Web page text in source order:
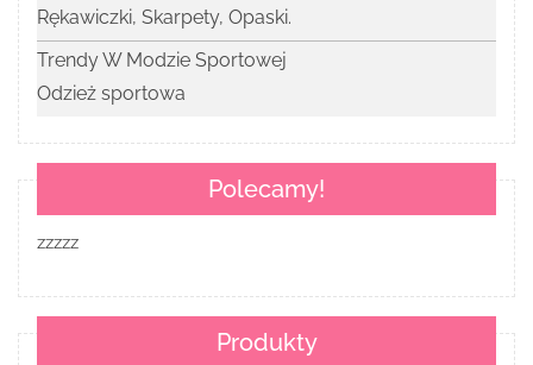
Rękawiczki, Skarpety, Opaski.
Trendy W Modzie Sportowej
Odzież sportowa
Polecamy!
zzzzz
Produkty